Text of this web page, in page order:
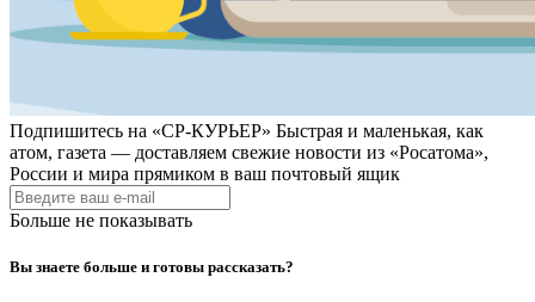
Подпишитесь на «СР-КУРЬЕР» Быстрая и маленькая, как
атом, газета — доставляем свежие новости из «Росатома»,
России и мира прямиком в ваш почтовый ящик
Больше не показывать
Вы знаете больше и готовы рассказать?